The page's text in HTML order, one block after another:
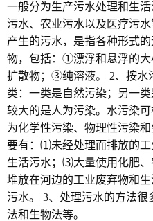
一般分为生产污水处理和生
污水、农业污水以及医疗污
产生的污水，是指各种形式
物，包括：①漂浮和悬浮的
扩散物；③纯溶液。 2、按水
类：一类是自然污染；另一
较大的是人为污染。水污染
为化学性污染、物理性污染
要有：⑴未经处理而排放的
生活污水；⑶大量使用化肥
堆放在河边的工业废弃物和
污水。 3、处理污水的方法
法和生物法等。